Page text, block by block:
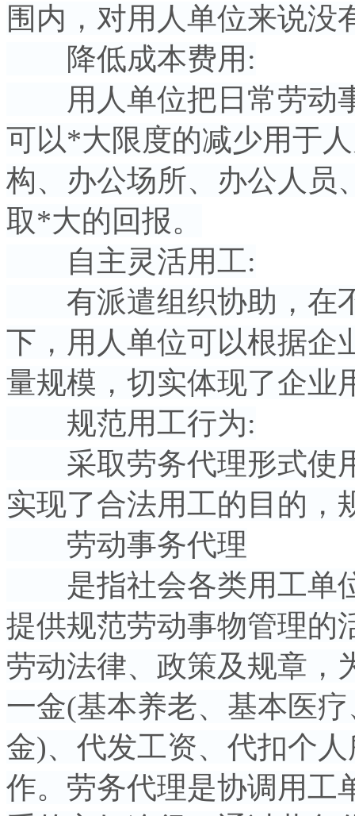
围内，对用人单位来说没
降低成本费用:
用人单位把日常劳动
可以*大限度的减少用于
构、办公场所、办公人员
取*大的回报。
自主灵活用工:
有派遣组织协助，在
下，用人单位可以根据企
量规模，切实体现了企业
规范用工行为:
采取劳务代理形式使
实现了合法用工的目的，
劳动事务代理
是指社会各类用工单
提供规范劳动事物管理的
劳动法律、政策及规章，
一金(基本养老、基本医
金)、代发工资、代扣个
作。劳务代理是协调用工